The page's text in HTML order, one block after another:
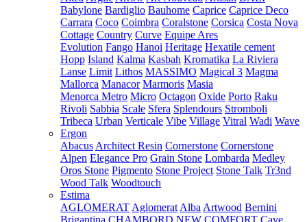
Babylone Bardiglio Bauhome Caprice Caprice Deco
Carrara Coco Coimbra Coralstone Corsica Costa Nova
Cottage Country Curve Equipe Ares
Evolution Fango Hanoi Heritage Hexatile cement
Hopp Island Kalma Kasbah Kromatika La Riviera
Lanse Limit Lithos MASSIMO Magical 3 Magma
Mallorca Manacor Marmoris Masia
Menorca Metro Micro Octagon Oxide Porto Raku
Rivoli Sabbia Scale Sfera Splendours Stromboli
Tribeca Urban Verticale Vibe Village Vitral Wadi Wave
Ergon
Abacus Architect Resin Cornerstone Cornerstone
Alpen Elegance Pro Grain Stone Lombarda Medley
Oros Stone Pigmento Stone Project Stone Talk Tr3nd
Wood Talk Woodtouch
Estima
AGLOMERAT Aglomerat Alba Artwood Bernini